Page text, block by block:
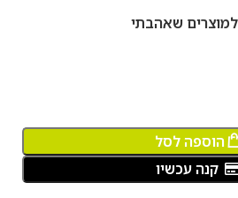
שאהבתי
הוספה לסל
קנה עכשיו